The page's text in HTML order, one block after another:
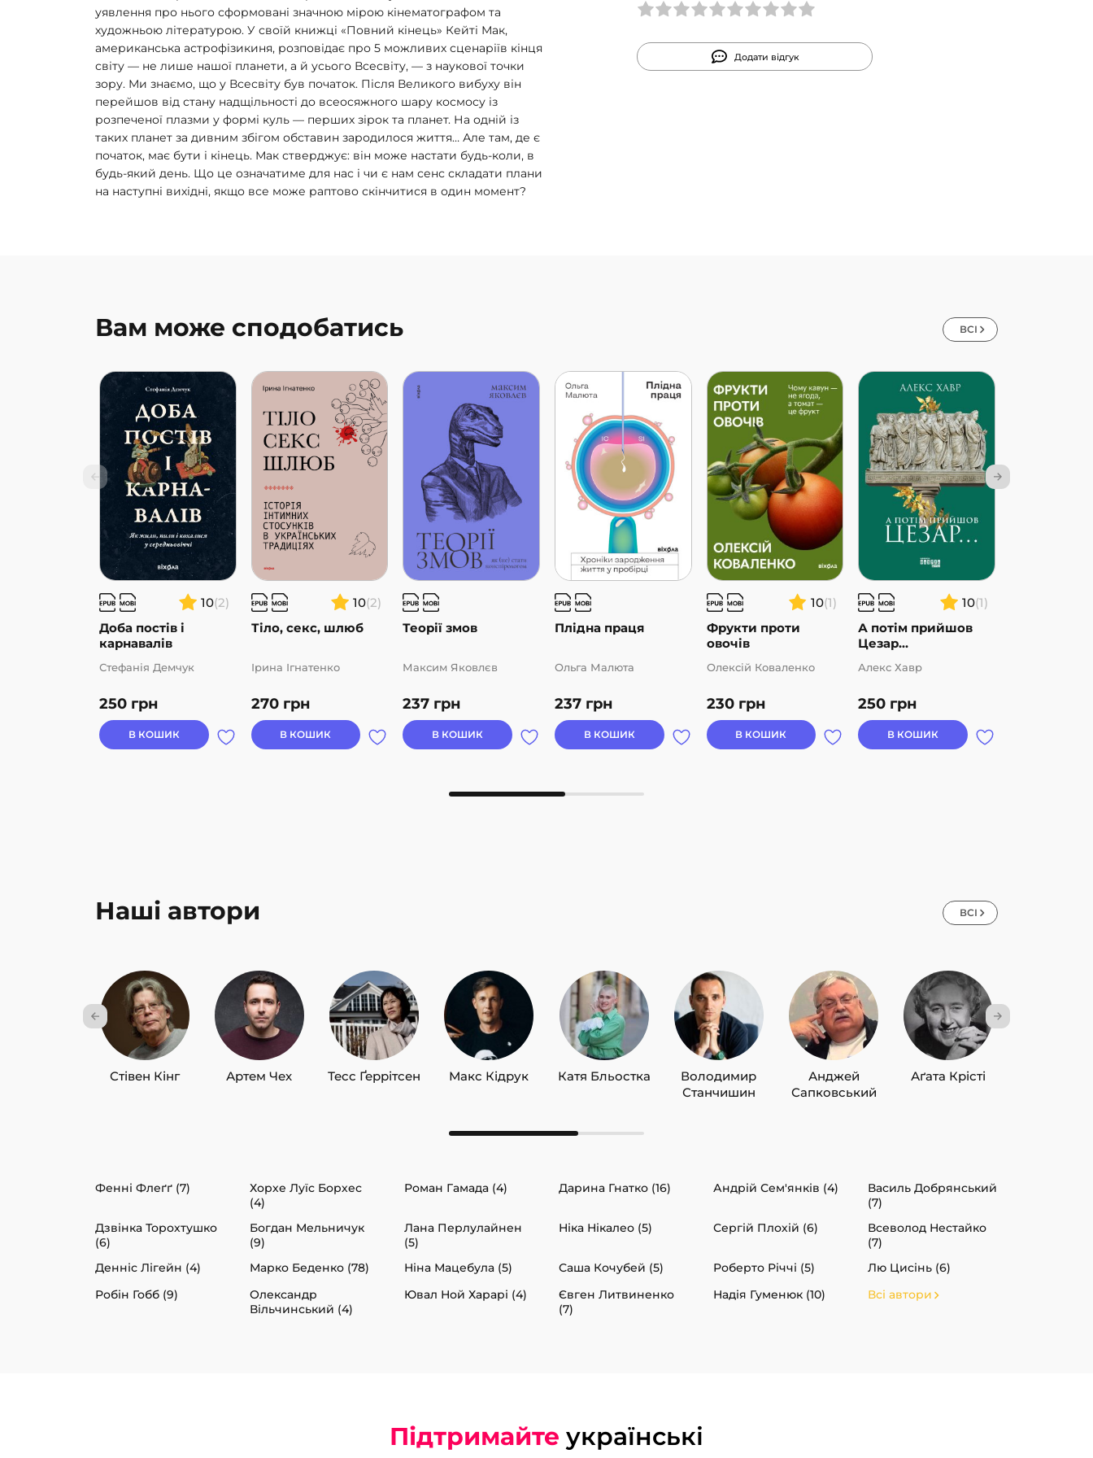
уявлення про нього сформовані значною мірою кінематографом та
художньою літературою. У своїй книжці «Повний кінець» Кейті Мак,
американська астрофізикиня, розповідає про 5 можливих сценаріїв кінця
світу — не лише нашої планети, а й усього Всесвіту, — з наукової точки
зору. Ми знаємо, що у Всесвіту був початок. Після Великого вибуху він
перейшов від стану надщільності до всеосяжного шару космосу із
розпеченої плазми у формі куль — перших зірок та планет. На одній із
таких планет за дивним збігом обставин зародилося життя… Але там, де є
початок, має бути і кінець. Мак стверджує: він може настати будь-коли, в
будь-який день. Що це означатиме для нас і чи є нам сенс складати плани
на наступні вихідні, якщо все може раптово скінчитися в один момент?
Додати відгук
Вам може сподобатись ВСІ
10(2)
Доба постів і
карнавалів
250 грн
Стефанія Демчук
В КОШИК
10(2)
Тіло, секс, шлюб
270 грн
Ірина Ігнатенко
В КОШИК
Теорії змов
237 грн
Максим Яковлєв
В КОШИК
Плідна праця
237 грн
Ольга Малюта
В КОШИК
10(1)
Фрукти проти
овочів
230 грн
Олексій Коваленко
В КОШИК
10(1)
А потім прийшов
Цезар…
250 грн
Алекс Хавр
В КОШИК
Наші автори ВСІ
Стівен Кінг Артем Чех Тесс Ґеррітсен Макс Кідрук Катя Бльостка
Володимир
Станчишин
Анджей
Сапковський
Аґата Крісті
Фенні Флеґґ (7)
Хорхе Луїс Борхес
(4)
Роман Гамада (4) Дарина Гнатко (16) Андрій Сем'янків (4)
Василь Добрянський
(7)
Дзвінка Торохтушко
(6)
Богдан Мельничук
(9)
Лана Перлулайнен
(5)
Ніка Нікалео (5) Сергій Плохій (6)
Всеволод Нестайко
(7)
Денніс Лігейн (4)
Марко Беденко (78) Ніна Мацебула (5) Саша Кочубей (5) Роберто Річчі (5)
Лю Цисінь (6)
Робін Гобб (9)
Олександр
Вільчинський (4)
Ювал Ной Харарі (4)
Євген Литвиненко
(7)
Надія Гуменюк (10) Всі автори
Підтримайте українські